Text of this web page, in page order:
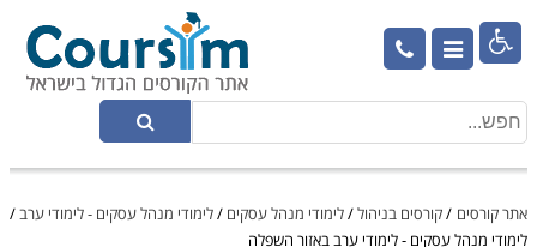

אתר קורסים /קורסים בניהול/לימודי מנהל עסקים /לימודי מנהל עסקים - לימודי ערב/
לימודי מנהל עסקים - לימודי ערב באזור השפלה